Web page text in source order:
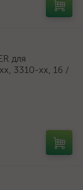
для
3310-хх, 16 /